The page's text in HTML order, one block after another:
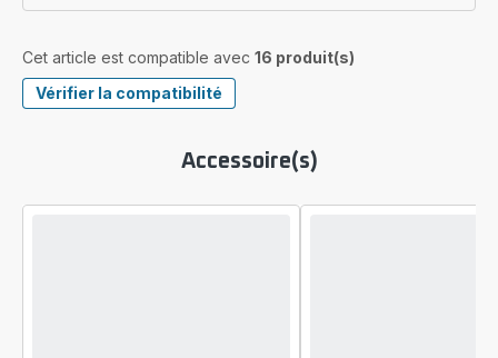
Cet article est compatible avec 16 produit(s)
Vérifier la compatibilité
Accessoire(s)